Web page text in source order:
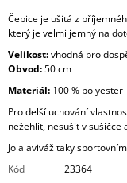
Čepice je ušitá z
který je velmi jemný na
Velikost:vhodná pro
Obvod:50 cm
Materiál: 100 % polyester
Pro delší uchování
nežehlit, nesušit v sušičce
Jo a aviváž taky
Kód
23364